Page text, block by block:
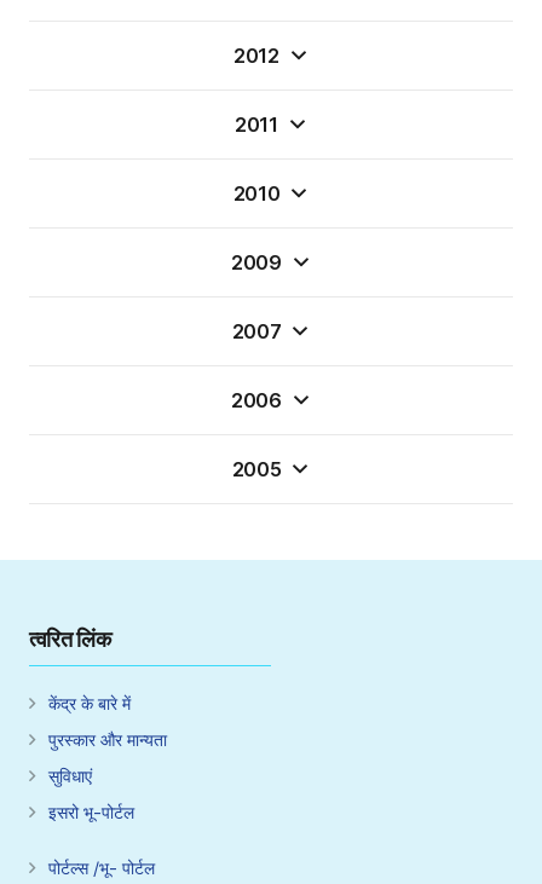
2012
2011
2010
2009
2007
2006
2005
त्वरित लिंक
केंद्र के बारे में
पुरस्कार और मान्यता
सुविधाएं
इसरो भू-पोर्टल
पोर्टल्स /भू- पोर्टल